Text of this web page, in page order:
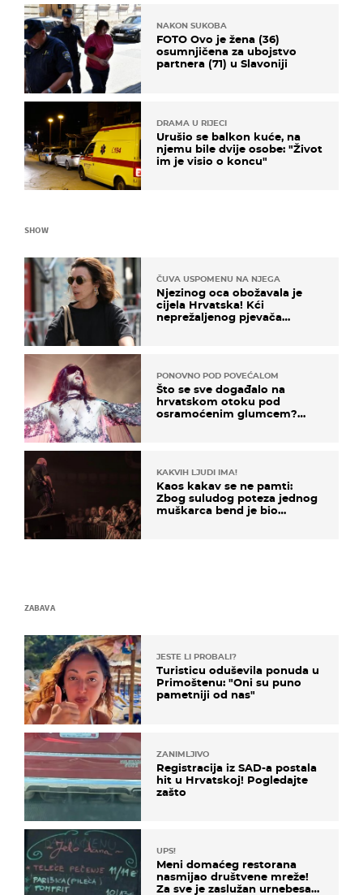
NAKON SUKOBA
FOTO Ovo je žena (36)
osumnjičena za ubojstvo
partnera (71) u Slavoniji
DRAMA U RIJECI
Urušio se balkon kuće, na
njemu bile dvije osobe: "Život
im je visio o koncu"
SHOW
ČUVA USPOMENU NA NJEGA
Njezinog oca obožavala je
cijela Hrvatska! Kći
neprežaljenog pjevača
PONOVNO POD POVEĆALOM
Što se sve događalo na
hrvatskom otoku pod
osramoćenim glumcem?
KAKVIH LJUDI IMA!
Kaos kakav se ne pamti:
Zbog suludog poteza jednog
muškarca bend je bio
ZABAVA
JESTE LI PROBALI?
Turisticu oduševila ponuda u
Primoštenu: "Oni su puno
pametniji od nas"
ZANIMLJIVO
Registracija iz SAD-a postala
hit u Hrvatskoj! Pogledajte
zašto
UPS!
Meni domaćeg restorana
nasmijao društvene mreže!
Za sve je zaslužan urnebesan